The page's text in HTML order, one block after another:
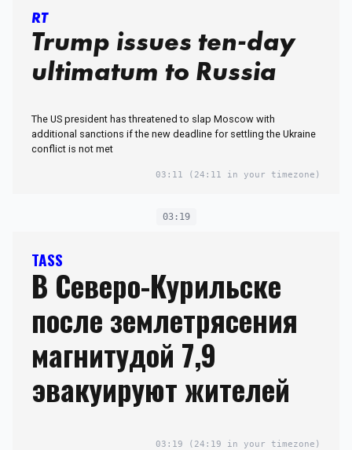
RT
Trump issues ten-day
ultimatum to Russia
The US president has threatened to slap Moscow with
additional sanctions if the new deadline for settling the Ukraine
conflict is not met
03:11 (24:11 in your timezone)
03:19
TASS
В Северо-Курильске
после землетрясения
магнитудой 7,9
эвакуируют жителей
03:19 (24:19 in your timezone)